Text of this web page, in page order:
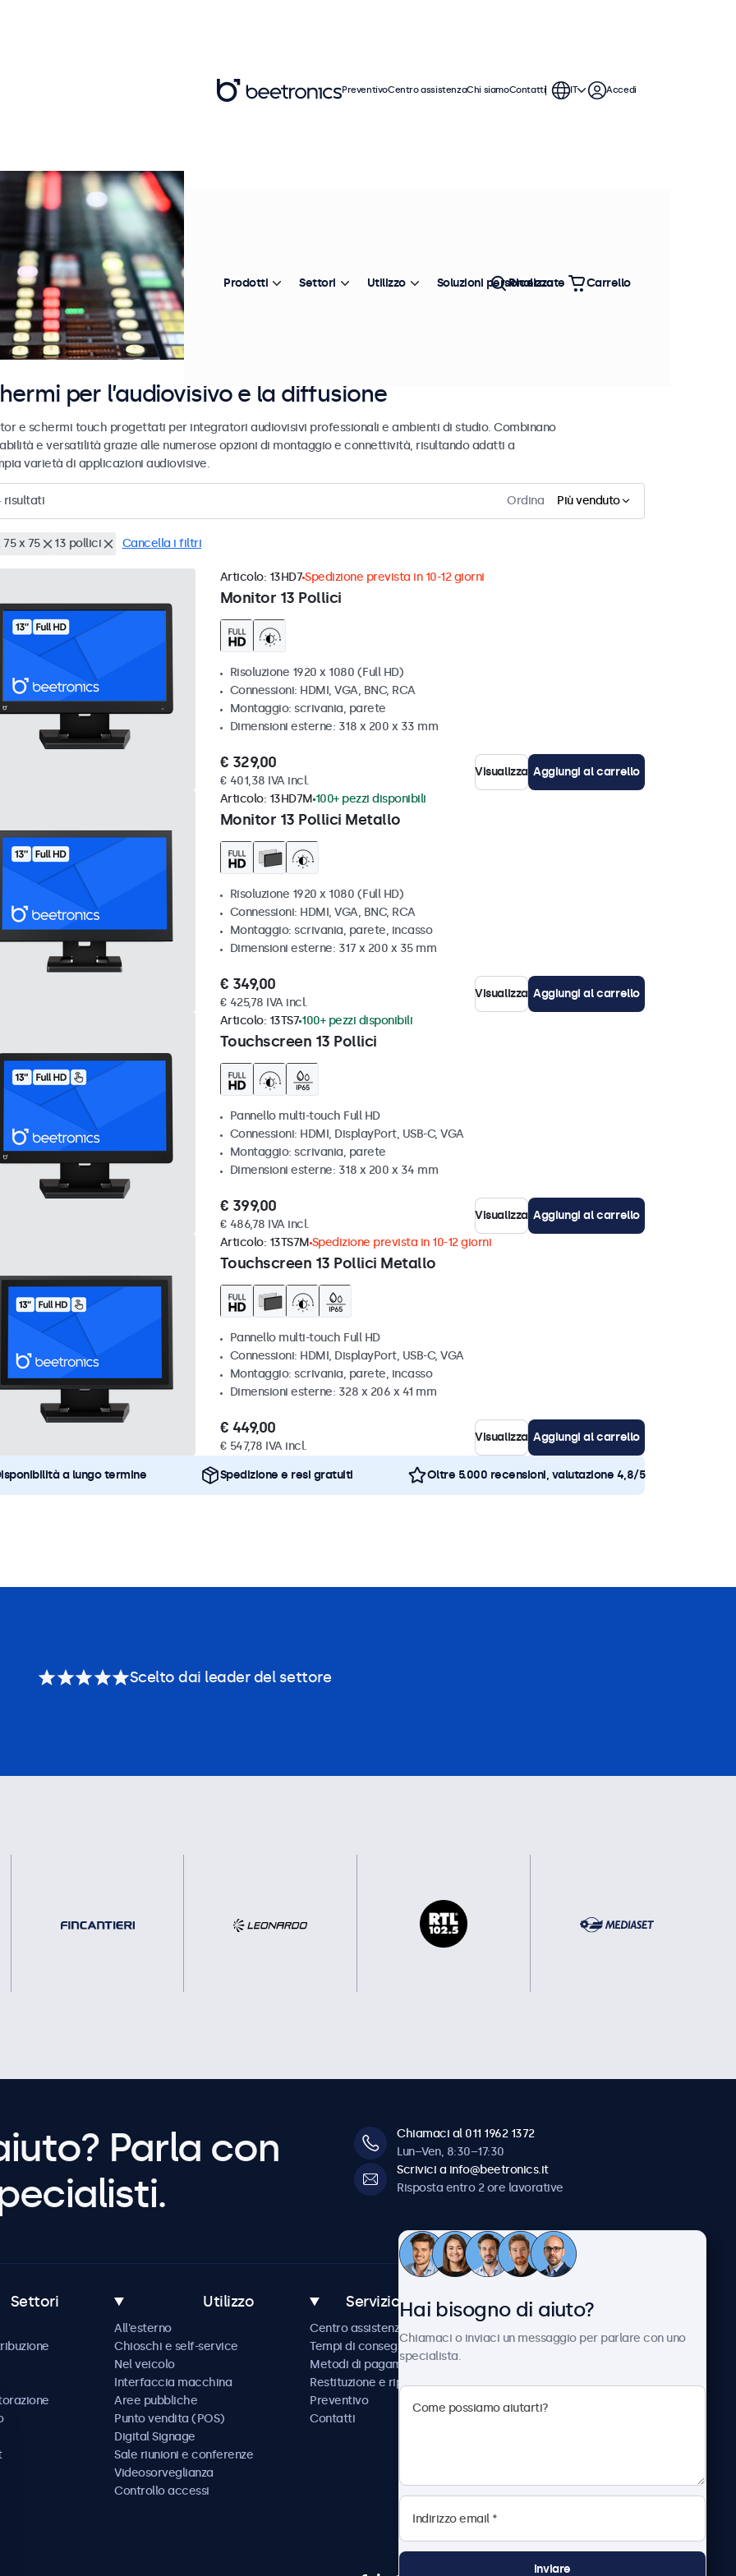
per l’audiovisivo e la diffusione
e schermi touch progettati per integratori audiovisivi professionali e ambienti di studio. Combinano
e versatilità grazie alle numerose opzioni di montaggio e connettività, risultando adatti a
varietà di applicazioni audiovisive.
risultati Ordina Più venduto
75 x 75 13 pollici Cancella i filtri
Monitor 13 Pollici
Articolo: 13HD7Spedizione prevista in 10-12 giorni
Risoluzione 1920 x 1080 (Full HD)
Connessioni: HDMI, VGA, BNC, RCA
Montaggio: scrivania, parete
Dimensioni esterne: 318 x 200 x 33 mm
€ 329,00
€ 401,38 IVA incl.
Visualizza Aggiungi al carrello
Monitor 13 Pollici Metallo
Articolo: 13HD7M 100+ pezzi disponibili
Risoluzione 1920 x 1080 (Full HD)
Connessioni: HDMI, VGA, BNC, RCA
Montaggio: scrivania, parete, incasso
Dimensioni esterne: 317 x 200 x 35 mm
€ 349,00
€ 425,78 IVA incl.
Visualizza Aggiungi al carrello
Touchscreen 13 Pollici
Articolo: 13TS7 100+ pezzi disponibili
Pannello multi-touch Full HD
Connessioni: HDMI, DisplayPort, USB-C, VGA
Montaggio: scrivania, parete
Dimensioni esterne: 318 x 200 x 34 mm
€ 399,00
€ 486,78 IVA incl.
Visualizza Aggiungi al carrello
Touchscreen 13 Pollici Metallo
Articolo: 13TS7M Spedizione prevista in 10-12 giorni
Pannello multi-touch Full HD
Connessioni: HDMI, DisplayPort, USB-C, VGA
Montaggio: scrivania, parete, incasso
Dimensioni esterne: 328 x 206 x 41 mm
€ 449,00
€ 547,78 IVA incl.
Visualizza Aggiungi al carrello
a lungo termine Spedizione e resi gratuiti Oltre 5.000 recensioni, valutazione 4,8/5
PreventivoCentro assistenzaChi siamoContatti IT Accedi
Prodotti Settori Utilizzo Soluzioni personalizzate
Ricerca Carrello
Scelto dai leader del settore
Parla con
Chiamaci al 011 1962 1372
Lun–Ven, 8:30–17:30
Scrivici a info@beetronics.it
Risposta entro 2 ore lavorative
Settori Utilizzo
All'esterno
Chioschi e self-service
Nel veicolo
Interfaccia macchina
Aree pubbliche
Punto vendita (POS)
Digital Signage
Sale riunioni e conferenze
Videosorveglianza
Controllo accessi
Servizio Clienti
Centro assistenza
Tempi di consegna
Metodi di pagamento
Restituzione e riparazione
Preventivo
Contatti
Chi siamo
Notizie e aggiornamenti
Beetronics
Lavora con noi
Hai bisogno di aiuto?
Chiamaci o inviaci un messaggio per parlare con uno
specialista.
Inviare